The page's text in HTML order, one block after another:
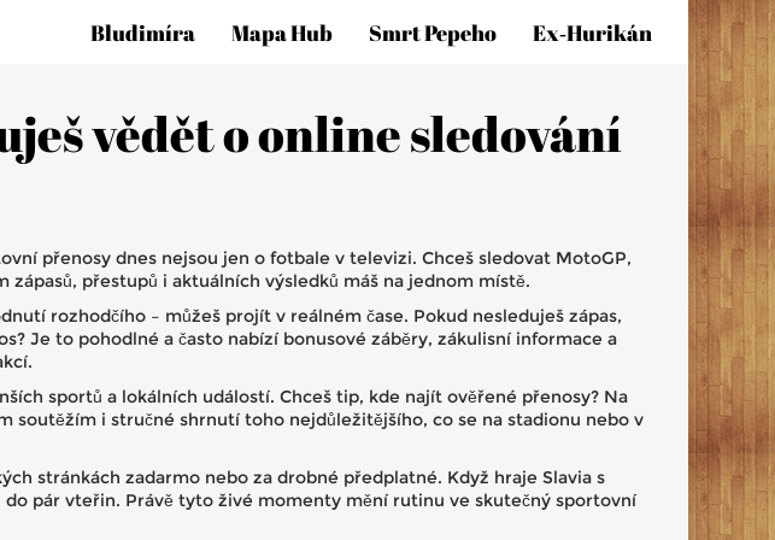
Bludimíra Mapa Hub Smrt Pepeho Ex‑hurikán
vědět o online sledování
přenosy dnes nejsou jen o fotbale v televizi. Chceš sledovat MotoGP,
přestupů i aktuálních výsledků máš na jednom místě.
rozhodčího – můžeš projít v reálném čase. Pokud nesleduješ zápas,
Je to pohodlné a často nabízí bonusové záběry, zákulisní informace a
sportů a lokálních událostí. Chceš tip, kde najít ověřené přenosy? Na
soutěžím i stručné shrnutí toho nejdůležitějšího, co se na stadionu nebo v
stránkách zadarmo nebo za drobné předplatné. Když hraje Slavia s
pár vteřin. Právě tyto živé momenty mění rutinu ve skutečný sportovní